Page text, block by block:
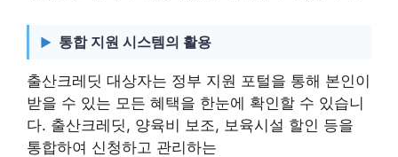
통합 지원 시스템의 활용
출산크레딧 대상자는 정부 지원 포털을 통해 본인이
받을 수 있는 모든 혜택을 한눈에 확인할 수 있습니
다. 출산크레딧, 양육비 보조, 보육시설 할인 등을
통합하여 신청하고 관리하는